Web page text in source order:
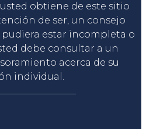
obtiene de este sitio
de ser, un consejo
estar incompleta o
debe consultar a un
acerca de su
individual.